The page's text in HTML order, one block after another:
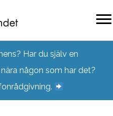
Har du själv en
någon som har det?